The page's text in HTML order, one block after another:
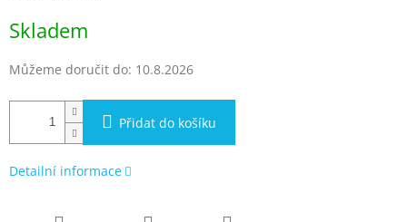
cena:
Skladem
Můžeme doručit do: 10.8.2026
Přidat do košíku
Detailní informace